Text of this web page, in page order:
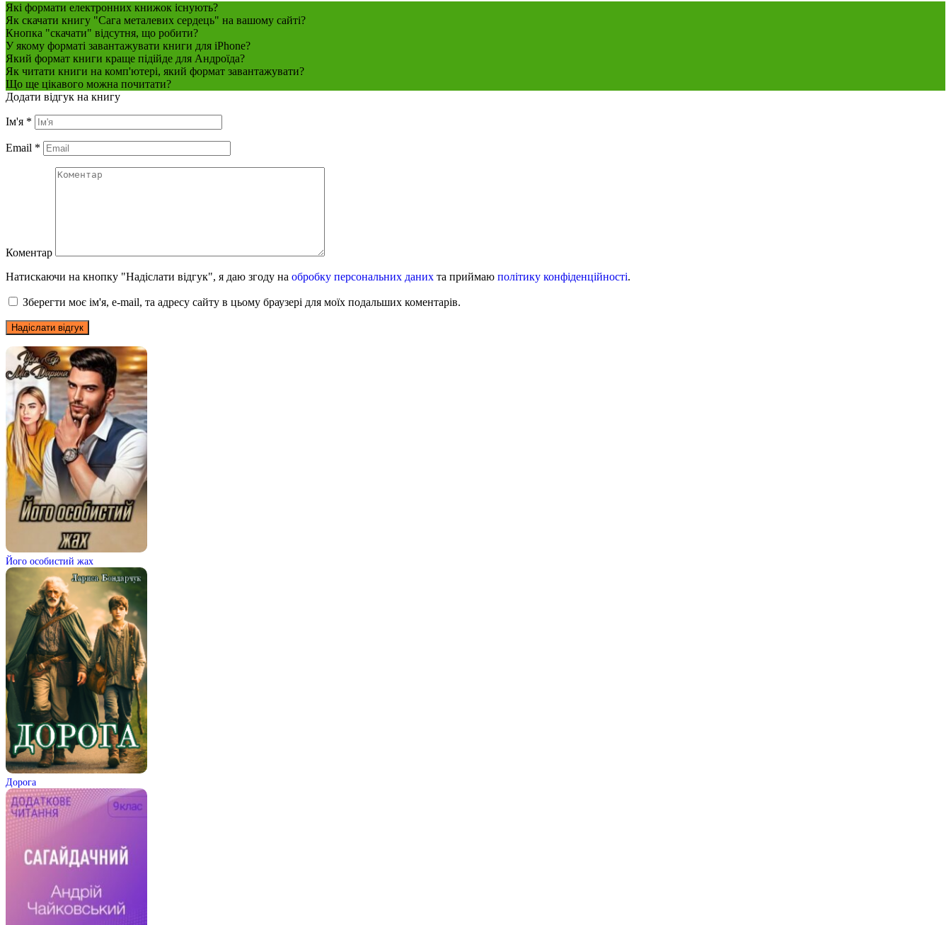
Які формати електронних книжок існують?
Як скачати книгу "Сага металевих сердець" на вашому сайті?
Кнопка "скачати" відсутня, що робити?
У якому форматі завантажувати книги для iPhone?
Який формат книги краще підійде для Андроїда?
Як читати книги на комп'ютері, який формат завантажувати?
Що ще цікавого можна почитати?
Додати відгук на книгу
Ім'я *
Email *
Коментар
Натискаючи на кнопку "Надіслати відгук", я даю згоду на обробку персональних даних та приймаю політику конфіденційності.
Зберегти моє ім'я, e-mail, та адресу сайту в цьому браузері для моїх подальших коментарів.
Його особистий жах
Дорога